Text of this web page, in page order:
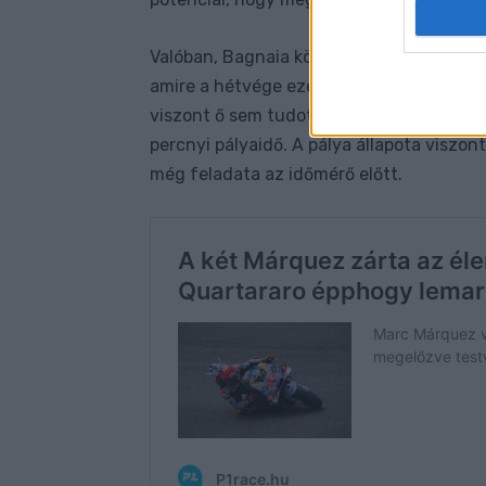
Valóban, Bagnaia közvetlenül Martín
amire a hétvége ezen pontján nem
viszont ő sem tudott úgy felkészülni a
percnyi pályaidő. A pálya állapota
még feladata az időmérő előtt.